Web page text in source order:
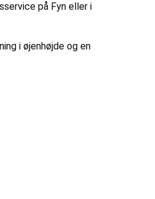
på Fyn eller i
i øjenhøjde og en